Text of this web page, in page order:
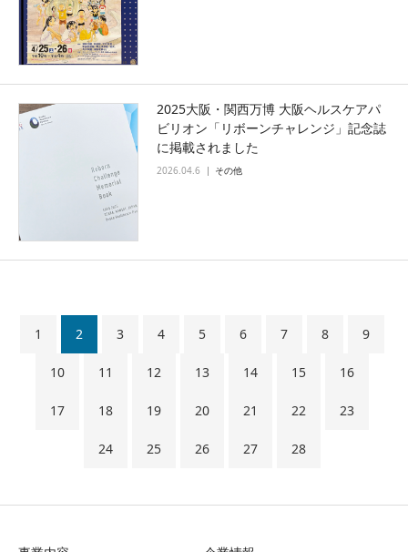
2025大阪・関西万博 大阪ヘルスケアパ
ビリオン「リボーンチャレンジ」記念誌
に掲載されました
2026.04.6 その他
1 2 3 4 5 6 7 8 9
10 11 12 13 14 15 16
17 18 19 20 21 22 23
24 25 26 27 28